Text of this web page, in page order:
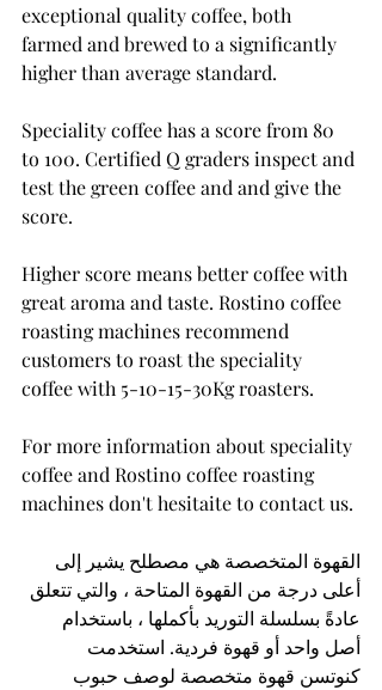
exceptional quality coffee, both
farmed and brewed to a significantly
higher than average standard.
Speciality coffee has a score from 80
to 100. Certified Q graders inspect and
test the green coffee and and give the
score.
Higher score means better coffee with
great aroma and taste. Rostino coffee
roasting machines recommend
customers to roast the speciality
coffee with 5-10-15-30Kg roasters.
For more information about speciality
coffee and Rostino coffee roasting
machines don't hesitaite to contact us.
القهوة المتخصصة هي مصطلح يشير إلى
أعلى درجة من القهوة المتاحة ، والتي تتعلق
عادةً بسلسلة التوريد بأكملها ، باستخدام
أصل واحد أو قهوة فردية. استخدمت
كنوتسن قهوة متخصصة لوصف حبوب